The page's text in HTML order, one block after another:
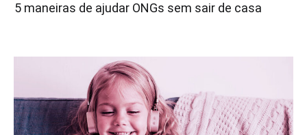
5 maneiras de ajudar ONGs sem sair de casa